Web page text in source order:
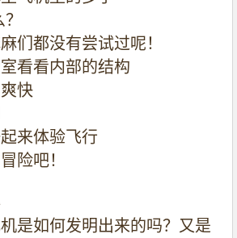
们都没有尝试过呢！
看看内部的结构
快
来体验飞行
险吧！
是如何发明出来的吗？又是